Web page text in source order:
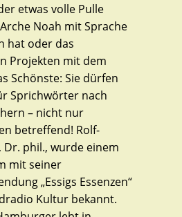
etwas volle Pulle
Noah mit Sprache
hat oder das
Projekten mit dem
Schönste: Sie dürfen
Sprichwörter nach
– nicht nur
betreffend! Rolf-
Dr. phil., wurde einem
mit seiner
„Essigs Essenzen“
Kultur bekannt.